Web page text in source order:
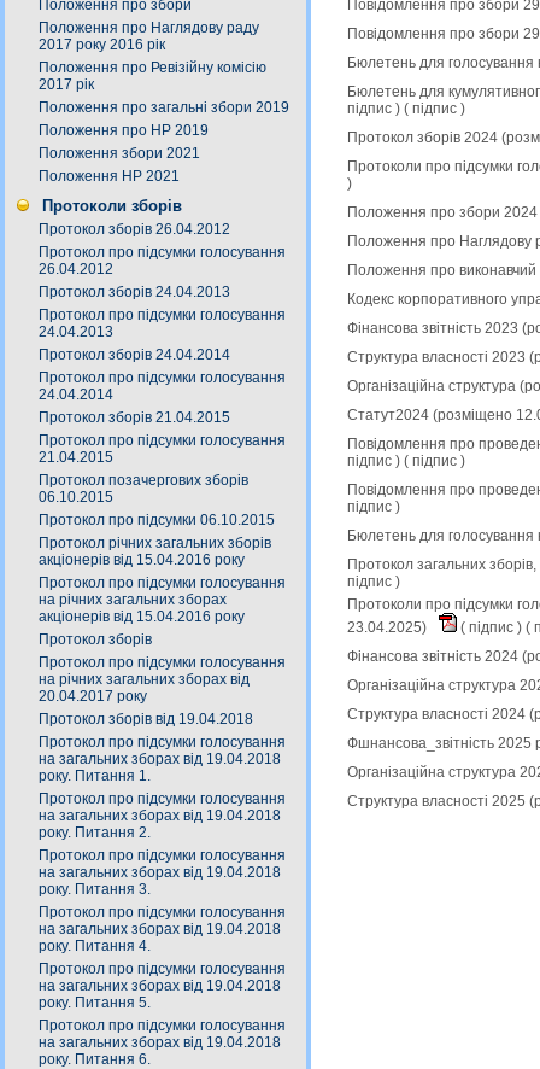
Положення про збори
Положення про Наглядову раду
2017 року 2016 рік
Положення про Ревізійну комісію
2017 рік
Положення про загальні збори 2019
Положення про НР 2019
Положення збори 2021
Положення НР 2021
Протоколи зборів
Протокол зборів 26.04.2012
Протокол про підсумки голосування
26.04.2012
Протокол зборів 24.04.2013
Протокол про підсумки голосування
24.04.2013
Протокол зборів 24.04.2014
Протокол про підсумки голосування
24.04.2014
Протокол зборів 21.04.2015
Протокол про підсумки голосування
21.04.2015
Протокол позачергових зборів
06.10.2015
Протокол про підсумки 06.10.2015
Протокол річних загальних зборів
акціонерів від 15.04.2016 року
Протокол про підсумки голосування
на річних загальних зборах
акціонерів від 15.04.2016 року
Протокол зборів
Протокол про підсумки голосування
на річних загальних зборах від
20.04.2017 року
Протокол зборів від 19.04.2018
Протокол про підсумки голосування
на загальних зборах від 19.04.2018
року. Питання 1.
Протокол про підсумки голосування
на загальних зборах від 19.04.2018
року. Питання 2.
Протокол про підсумки голосування
на загальних зборах від 19.04.2018
року. Питання 3.
Протокол про підсумки голосування
на загальних зборах від 19.04.2018
року. Питання 4.
Протокол про підсумки голосування
на загальних зборах від 19.04.2018
року. Питання 5.
Протокол про підсумки голосування
на загальних зборах від 19.04.2018
року. Питання 6.
Повідомлення про збори
Повідомлення про збори
Бюлетень для
Бюлетень для
підпис ) ( підпис )
Протокол зборів 2024
Протоколи про підсумки
)
Положення про збори
Положення про Наглядову
Положення про
Кодекс корпоративного
Фінансова звітність 2023
Структура власності 2023
Організаційна структура
Статут2024 (розміщено
Повідомлення про
підпис ) ( підпис )
Повідомлення про
підпис )
Бюлетень для
Протокол загальних
підпис )
Протоколи про підсумки
23.04.2025)
( підпис ) (
Фінансова звітність 2024
Організаційна структура
Структура власності 2024
Фшнансова_звітність
Організаційна структура
Структура власності 2025